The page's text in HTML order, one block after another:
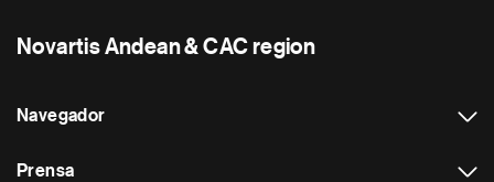
Novartis Andean & CAC region
Navegador
Prensa